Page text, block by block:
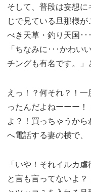
そして、普段は妄想
じで見ている旦那様
べき天草・釣り天国･
「ちなみに･･･かわい
チングも有名です。」
えっ！？何それ？！
ったんだよねーーー
よ？！買っちゃうか
へ電話する妻の横で、
「いや！それイルカ
と言も言ってないよ？